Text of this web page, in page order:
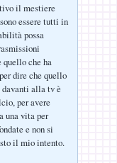
il mestiere
essere tutti in
possa
quello che ha
dire che quello
davanti alla tv è
per avere
una vita per
e non si
il mio intento.